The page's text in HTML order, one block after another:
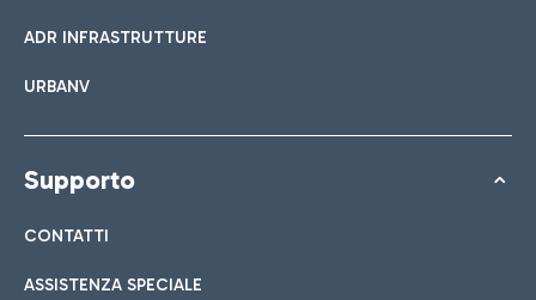
ADR INFRASTRUTTURE
URBANV
Supporto
CONTATTI
ASSISTENZA SPECIALE